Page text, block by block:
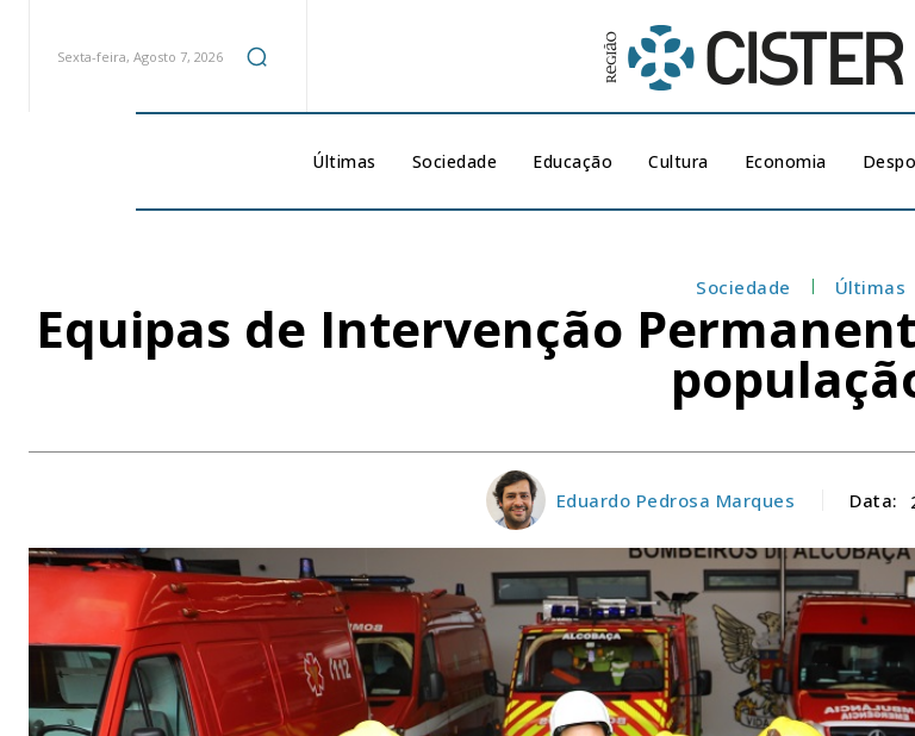
Sexta-feira, Agosto 7, 2026
Últimas Sociedade Educação Cultura Economia
Sociedade Últimas
Equipas de Intervenção
Eduardo Pedrosa Marques Data: